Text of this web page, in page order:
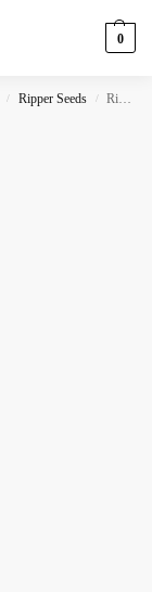
0
/ Ripper Seeds / Ripper Seeds Kmintz